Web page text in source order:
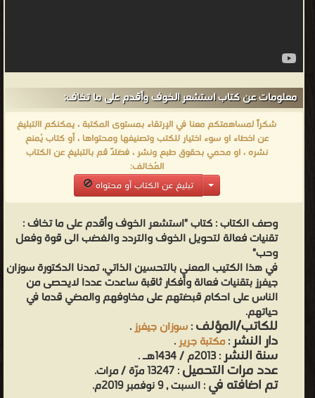
معلومات عن كتاب استشعر الخوف وأقدم على ما تخاف:
شكراً لمساهمتكم معنا في الإرتقاء بمستوى المكتبة ، يمكنكم االتبليغ
عن اخطاء او سوء اختيار للكتب وتصنيفها ومحتواها ، أو كتاب يُمنع
نشره ، او محمي بحقوق طبع ونشر ، فضلاً قم بالتبليغ عن الكتاب
المُخالف:
تبليغ عن الكتاب أو محتواه
وصف الكتاب :كتاب "استشعر الخوف وأقدم على ما تخاف :
تقنيات فعالة لتحويل الخوف والتردد والغضب الى قوة وفعل
وحب"
في هذا الكتيب المعني بالتحسين الذاتي، تمدنا الدكتورة سوزان
جيفرز بتقنيات فعالة وأفكار ثاقبة ساعدت عددا لايحصى من
الناس على احكام قبضتهم على مخاوفهم والمضي قدما في
حياتهم.
للكاتب/المؤلف:سوزان جيفرز.
دار النشر:مكتبة جرير.
سنة النشر: 2013م / 1434هـ .
عدد مرات التحميل: 13247 مرّة / مرات.
تم اضافته في: السبت , 9 نوفمبر 2019م.